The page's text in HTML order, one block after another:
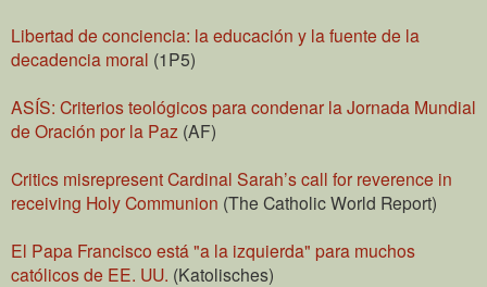
Libertad de conciencia: la educación y la fuente de la
decadencia moral (1P5)
ASÍS: Criterios teológicos para condenar la Jornada Mundial
de Oración por la Paz (AF)
Critics misrepresent Cardinal Sarah’s call for reverence in
receiving Holy Communion (The Catholic World Report)
El Papa Francisco está "a la izquierda" para muchos
católicos de EE. UU. (Katolisches)